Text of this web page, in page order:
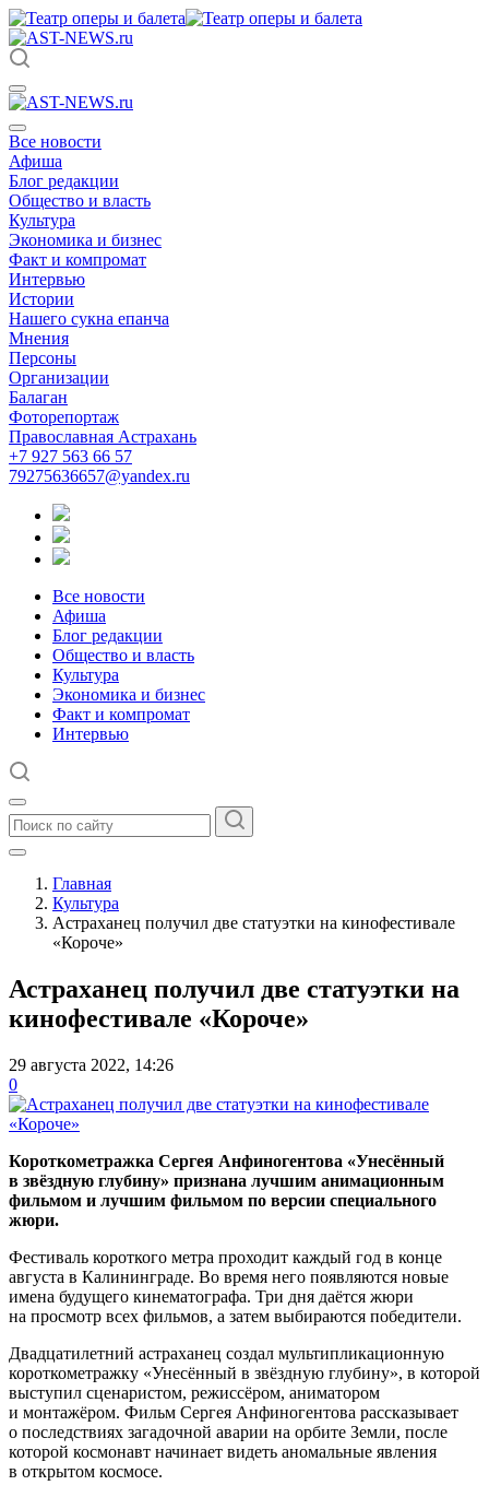
Все новости
Афиша
Блог редакции
Общество и власть
Культура
Экономика и бизнес
Факт и компромат
Интервью
Истории
Нашего сукна епанча
Мнения
Персоны
Организации
Балаган
Фоторепортаж
Православная Астрахань
+7 927 563 66 57
79275636657@yandex.ru
Все новости
Афиша
Блог редакции
Общество и власть
Культура
Экономика и бизнес
Факт и компромат
Интервью
Главная
Культура
Астраханец получил две статуэтки на кинофестивале
«Короче»
Астраханец получил две статуэтки на
кинофестивале «Короче»
29 августа 2022, 14:26
0
Короткометражка Сергея Анфиногентова «Унесённый
в звёздную глубину» признана лучшим анимационным
фильмом и лучшим фильмом по версии специального
жюри.
Фестиваль короткого метра проходит каждый год в конце
августа в Калининграде. Во время него появляются новые
имена будущего кинематографа. Три дня даётся жюри
на просмотр всех фильмов, а затем выбираются победители.
Двадцатилетний астраханец создал мультипликационную
короткометражку «Унесённый в звёздную глубину», в которой
выступил сценаристом, режиссёром, аниматором
и монтажёром. Фильм Сергея Анфиногентова рассказывает
о последствиях загадочной аварии на орбите Земли, после
которой космонавт начинает видеть аномальные явления
в открытом космосе.